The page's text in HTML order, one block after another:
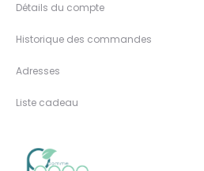
Détails du compte
Historique des commandes
Adresses
Liste cadeau